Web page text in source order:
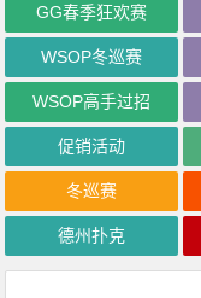
GG春季狂欢赛
WSOP冬巡赛
WSOP高手过招
促销活动
冬巡赛
德州扑克